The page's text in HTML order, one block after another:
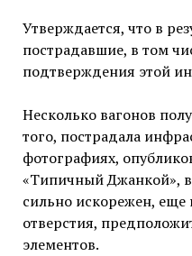
Утверждается, что в
пострадавшие, в том
подтверждения этой
Несколько вагонов
того, пострадала
фотографиях,
«Типичный Джанкой»,
сильно искорежен,
отверстия,
элементов.